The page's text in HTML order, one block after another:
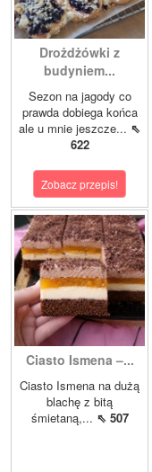
Drożdżówki z
budyniem...
Sezon na jagody co
prawda dobiega końca
ale u mnie jeszcze... ⇖
622
Zobacz przepis!
Ciasto Ismena –...
Ciasto Ismena na dużą
blachę z bitą
śmietaną,... ⇖ 507